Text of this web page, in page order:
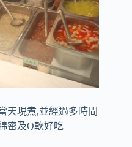
天現煮,並經過多時間
密及Q軟好吃